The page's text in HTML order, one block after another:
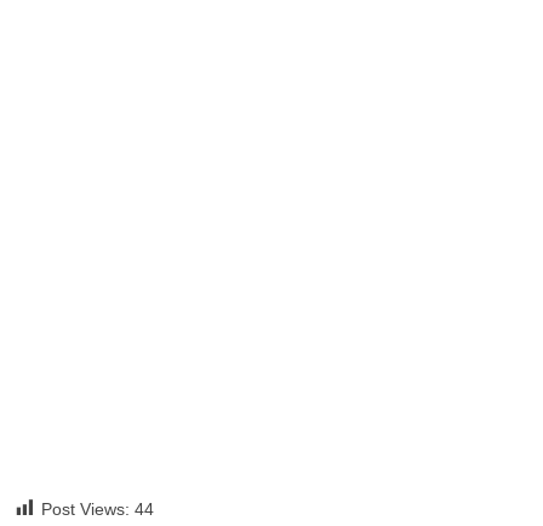
Post Views: 44